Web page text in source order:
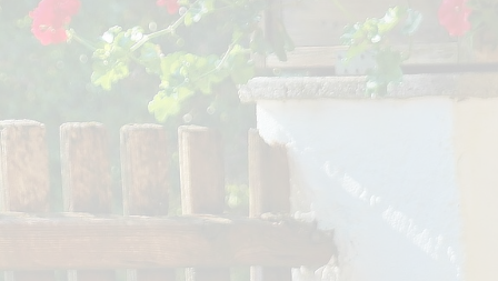
Sport + Bewegung
Aktuelles
Freizeitregion